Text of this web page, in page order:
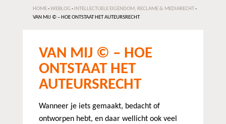
HOME-WEBLOG- INTELLECTUELE EIGENDOM, RECLAME & MEDIARECHT-
VAN MIJ © – HOE ONTSTAAT HET AUTEURSRECHT
VAN MIJ © – HOE
ONTSTAAT HET
AUTEURSRECHT
Wanneer je iets gemaakt, bedacht of
ontworpen hebt, en daar wellicht ook veel